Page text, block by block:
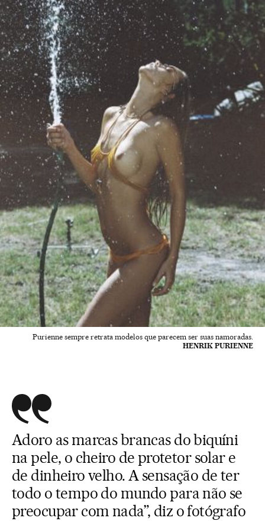
Purienne sempre retrata modelos que parecem ser suas namoradas.
HENRIK PURIENNE
Adoro as marcas brancas do biquíni
na pele, o cheiro de protetor solar e
de dinheiro velho. A sensação de ter
todo o tempo do mundo para não se
preocupar com nada”, diz o fotógrafo